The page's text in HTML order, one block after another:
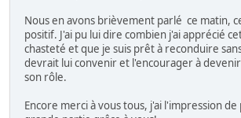
Nous en avons brièvement parlé ce matin,
positif. J'ai pu lui dire combien j'ai apprécié
chasteté et que je suis prêt à reconduire
devrait lui convenir et l'encourager à
son rôle.
Encore merci à vous tous, j'ai l'impression